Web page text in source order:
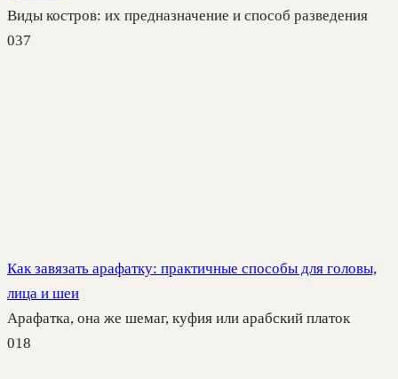
Виды костров: их предназначение и способ разведения
037
Как завязать арафатку: практичные способы для головы,
лица и шеи
Арафатка, она же шемаг, куфия или арабский платок
018